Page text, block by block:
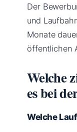
Der
und
Monate
öffentlichen
Welche
es bei
Welche